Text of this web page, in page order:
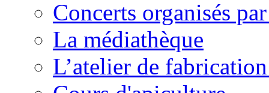
Concerts organisés
La médiathèque
L’atelier de